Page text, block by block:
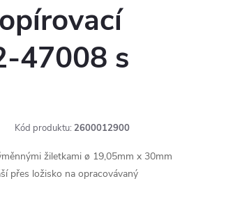
47008 s
Kód produktu: 2600012900
žiletkami ø 19,05mm x 30mm
přes ložisko na opracovávaný